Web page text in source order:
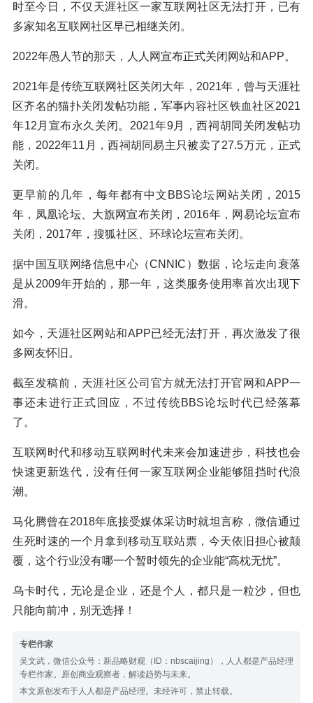
时至今日，不仅天涯社区一家互联网社区无法打开，已有
多家知名互联网社区早已相继关闭。
2022年愚人节的那天，人人网宣布正式关闭网站和APP。
2021年是传统互联网社区关闭大年，2021年，曾与天涯社
区齐名的猫扑关闭发帖功能，军事内容社区铁血社区2021
年12月宣布永久关闭。2021年9月，西祠胡同关闭发帖功
能，2022年11月，西祠胡同易主只被卖了27.5万元，正式
关闭。
更早前的几年，每年都有中文BBS论坛网站关闭，2015
年，凤凰论坛、大旗网宣布关闭，2016年，网易论坛宣布
关闭，2017年，搜狐社区、环球论坛宣布关闭。
据中国互联网络信息中心（CNNIC）数据，论坛走向衰落
是从2009年开始的，那一年，这类服务使用率首次出现下
滑。
如今，天涯社区网站和APP已经无法打开，再次激发了很
多网友怀旧。
截至发稿前，天涯社区公司官方就无法打开官网和APP一
事还未进行正式回应，不过传统BBS论坛时代已经落幕
了。
互联网时代和移动互联网时代未来会加速进步，科技也会
快速更新迭代，没有任何一家互联网企业能够阻挡时代浪
潮。
马化腾曾在2018年底接受媒体采访时就坦言称，微信通过
生死时速的一个月拿到移动互联站票，今天依旧担心被颠
覆，这个行业没有哪一个暂时领先的企业能“高枕无忧”。
乌卡时代，无论是企业，还是个人，都只是一粒沙，但也
只能向前冲，别无选择！
专栏作家
吴文武，微信公众号：新品略财观（ID：nbscaijing），人人都是产品经理
专栏作家。原创商业观察者，解读趋势与未来。
本文原创发布于人人都是产品经理。未经许可，禁止转载。